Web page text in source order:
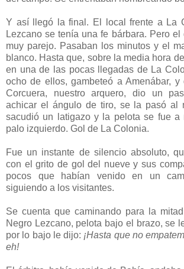
Y así llegó la final. El local frente a La
Lezcano se tenía una fe bárbara. Pero
muy parejo. Pasaban los minutos y el
blanco. Hasta que, sobre la media hora
en una de las pocas llegadas de La
ocho de ellos, gambeteó a Amenábar,
Corcuera, nuestro arquero, dio un
achicar el ángulo de tiro, se la pasó al
sacudió un latigazo y la pelota se fue a
palo izquierdo. Gol de La Colonia.
Fue un instante de silencio absoluto,
con el grito de gol del nueve y sus
pocos que habían venido en un
siguiendo a los visitantes.
Se cuenta que caminando para la
Negro Lezcano, pelota bajo el brazo, se
por lo bajo le dijo: ¡Hasta que no
eh!